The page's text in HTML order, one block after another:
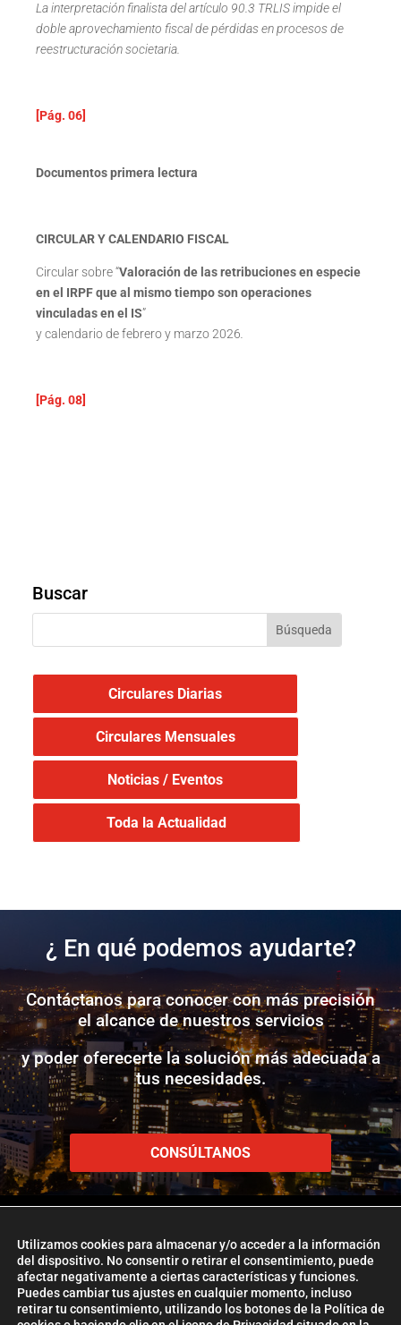
La interpretación finalista del artículo 90.3 TRLIS impide el
doble aprovechamiento fiscal de pérdidas en procesos de
reestructuración societaria.
[Pág. 06]
Documentos primera lectura
CIRCULAR Y CALENDARIO FISCAL
Circular sobre “Valoración de las retribuciones en especie
en el IRPF que al mismo tiempo son operaciones
vinculadas en el IS”
y calendario de febrero y marzo 2026
[Pág. 08]
Buscar
Circulares Diarias
Circulares Mensuales
Noticias / Eventos
Toda la Actualidad
¿ En qué podemos ayudarte?
Contáctanos para conocer con más precisión
el alcance de nuestros servicios
y poder oferecerte la solución más adecuada a
tus necesidades.
CONSÚLTANOS
www.etlglobaladd.com
Utilizamos cookies para almacenar y/o acceder a la información
del dispositivo. No consentir o retirar el consentimiento, puede
afectar negativamente a ciertas características y funciones.
Puedes cambiar tus ajustes en cualquier momento, incluso
retirar tu consentimiento, utilizando los botones de la Política de